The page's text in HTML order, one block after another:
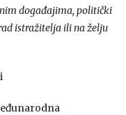
događajima, politički
istražitelja ili na želju